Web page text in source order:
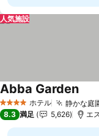
人気施設
4 ホテルのランク
ホテル 静かな庭
Abba Garden料金
8.3 満足 5,626 エ